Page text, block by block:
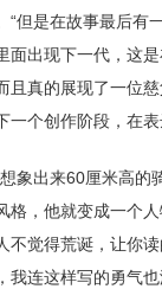
“但是在故事最后有
面出现下一代，这
且真的展现了一位
一个创作阶段，在
象出来60厘米高的
格，他就变成一个
不觉得荒诞，让你
我连这样写的勇气